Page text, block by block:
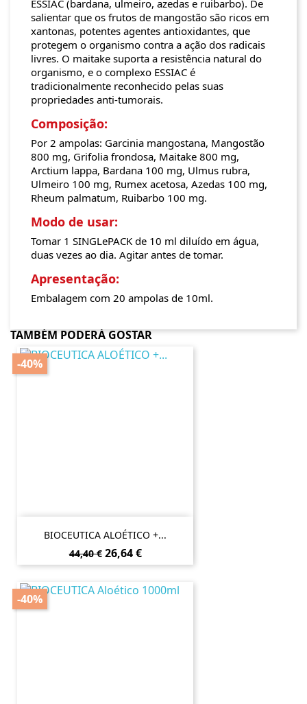
ESSIAC (bardana, ulmeiro, azedas e ruibarbo). De
salientar que os frutos de mangostão são ricos em
xantonas, potentes agentes antioxidantes, que
protegem o organismo contra a ação dos radicais
livres. O maitake suporta a resistência natural do
organismo, e o complexo ESSIAC é
tradicionalmente reconhecido pelas suas
propriedades anti-tumorais.
Composição:
Por 2 ampolas: Garcinia mangostana, Mangostão
800 mg, Grifolia frondosa, Maitake 800 mg,
Arctium lappa, Bardana 100 mg, Ulmus rubra,
Ulmeiro 100 mg, Rumex acetosa, Azedas 100 mg,
Rheum palmatum, Ruibarbo 100 mg.
Modo de usar:
Tomar 1 SINGLePACK de 10 ml diluído em água,
duas vezes ao dia. Agitar antes de tomar.
Apresentação:
Embalagem com 20 ampolas de 10ml.
TAMBÉM PODERÁ GOSTAR
BIOCEUTICA ALOÉTICO +...
Preço
normal
44,40 €
-40%
Preço
26,64 €
-40%